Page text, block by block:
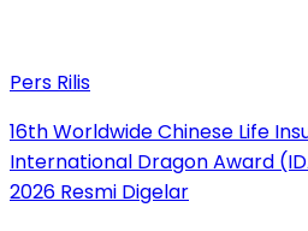
Pers Rilis
16th Worldwide Chinese Life
International Dragon Award
2026 Resmi Digelar